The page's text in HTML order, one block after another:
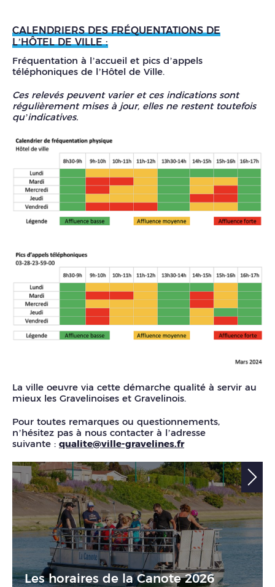
CALENDRIERS DES FRÉQUENTATIONS DE
L’HÔTEL DE VILLE :
Fréquentation à l’accueil et pics d’appels
téléphoniques de l’Hôtel de Ville.
Ces relevés peuvent varier et ces indications sont
régulièrement mises à jour, elles ne restent toutefois
qu’indicatives.
La ville oeuvre via cette démarche qualité à servir au
mieux les Gravelinoises et Gravelinois.
Pour toutes remarques ou questionnements,
n’hésitez pas à nous contacter à l’adresse
suivante : qualite@ville-gravelines.fr
Les horaires de la Canote 2026